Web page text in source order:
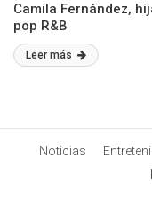
Camila Fernández,
pop R&B
Leer más
Noticias